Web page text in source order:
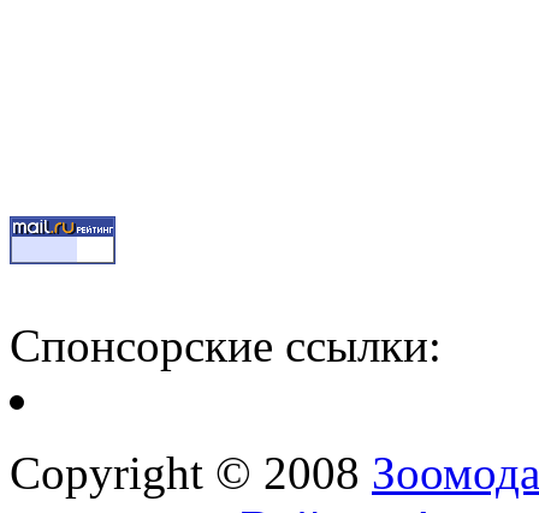
Спонсорские ссылки:
Copyright © 2008 Зоомода